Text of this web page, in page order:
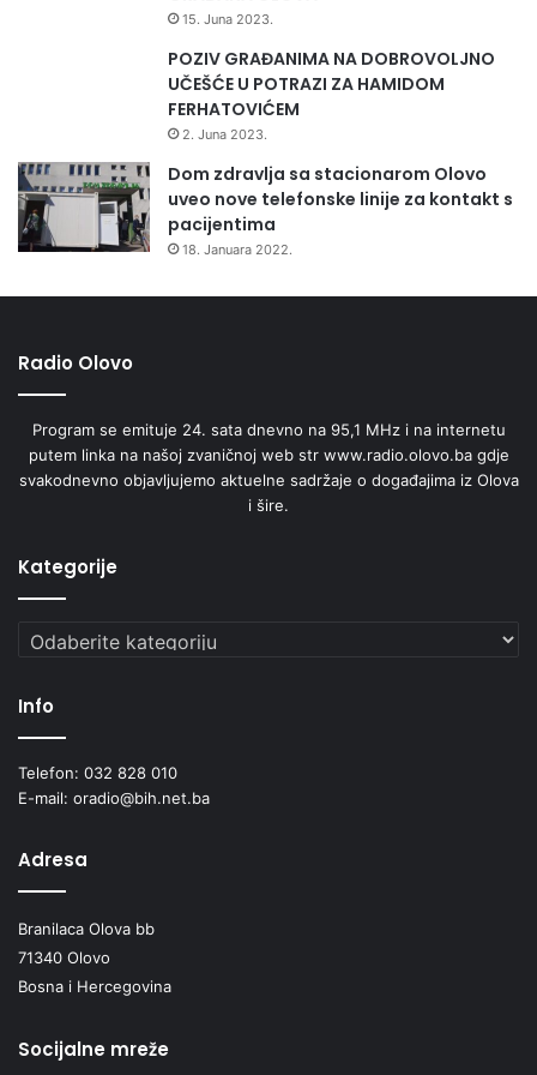
15. Juna 2023.
POZIV GRAĐANIMA NA DOBROVOLJNO
UČEŠĆE U POTRAZI ZA HAMIDOM
FERHATOVIĆEM
2. Juna 2023.
Dom zdravlja sa stacionarom Olovo
uveo nove telefonske linije za kontakt s
pacijentima
18. Januara 2022.
Radio Olovo
Program se emituje 24. sata dnevno na 95,1 MHz i na internetu
putem linka na našoj zvaničnoj web str www.radio.olovo.ba gdje
svakodnevno objavljujemo aktuelne sadržaje o događajima iz Olova
i šire.
Kategorije
Kategorije
Info
Telefon: 032 828 010
E-mail: oradio@bih.net.ba
Adresa
Branilaca Olova bb
71340 Olovo
Bosna i Hercegovina
Socijalne mreže